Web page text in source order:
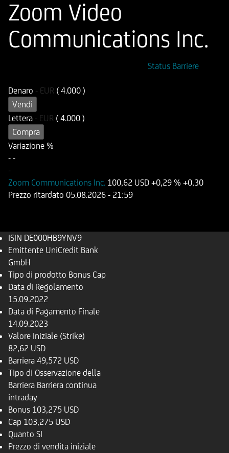
Zoom Video
Communications Inc.
Status Barriere
Denaro - EUR ( 4.000 )
Vendi
Lettera - EUR ( 4.000 )
Compra
Variazione %
- -
-
Zoom Communications Inc. 100,62 USD +0,29 % +0,30
Prezzo ritardato 05.08.2026 - 21:59
ISIN DE000HB9YNV9
Emittente UniCredit Bank
GmbH
Tipo di prodotto Bonus Cap
Data di Regolamento
15.09.2022
Data di Pagamento Finale
14.09.2023
Valore Iniziale (Strike)
82,62 USD
Barriera 49,572 USD
Tipo di Osservazione della
Barriera Barriera continua
intraday
Bonus 103,275 USD
Cap 103,275 USD
Quanto SI
Prezzo di vendita iniziale